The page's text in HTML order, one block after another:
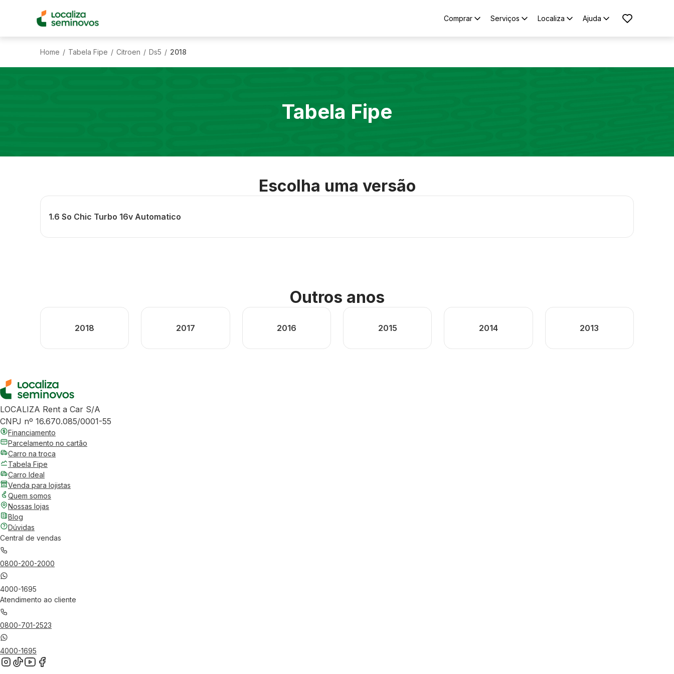
Comprar Serviços Localiza Ajuda
Home / Tabela Fipe / Citroen / Ds5 / 2018
Tabela Fipe
Escolha uma versão
1.6 So Chic Turbo 16v Automatico
Outros anos
2018 2017 2016 2015 2014 2013
LOCALIZA Rent a Car S/A
CNPJ nº 16.670.085/0001-55
Financiamento
Parcelamento no cartão
Carro na troca
Tabela Fipe
Carro Ideal
Venda para lojistas
Quem somos
Nossas lojas
Blog
Dúvidas
Central de vendas
0800-200-2000
4000-1695
Atendimento ao cliente
0800-701-2523
4000-1695